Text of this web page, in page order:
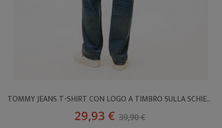
TOMMY JEANS T-SHIRT CON LOGO A TIMBRO SULLA SCHIENA
29,93 € 39,90 €